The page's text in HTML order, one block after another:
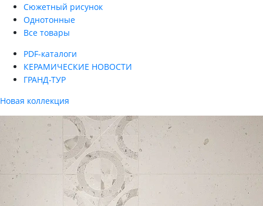
Сюжетный рисунок
Однотонные
Все товары
PDF-каталоги
КЕРАМИЧЕСКИЕ НОВОСТИ
ГРАНД-ТУР
Новая коллекция